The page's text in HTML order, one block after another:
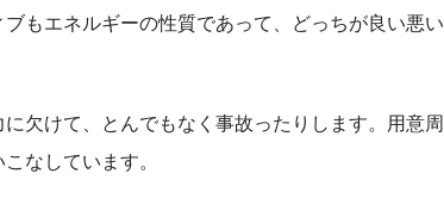
もエネルギーの性質であって、どっちが良い悪い
欠けて、とんでもなく事故ったりします。用意周
なしています。